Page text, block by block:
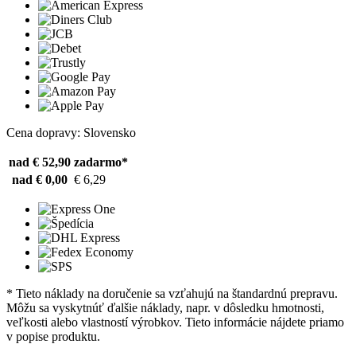
Cena dopravy: Slovensko
nad € 52,90 zadarmo*
nad € 0,00 € 6,29
* Tieto náklady na doručenie sa vzťahujú na štandardnú prepravu.
Môžu sa vyskytnúť ďalšie náklady, napr. v dôsledku hmotnosti,
veľkosti alebo vlastností výrobkov. Tieto informácie nájdete priamo
v popise produktu.